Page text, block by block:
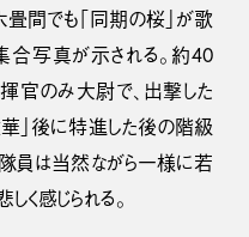
間でも「同期の桜」が歌
写真が示される。約40
官のみ大尉で、出撃した
」後に特進した後の階級
隊員は当然ながら一様に若
く感じられる。